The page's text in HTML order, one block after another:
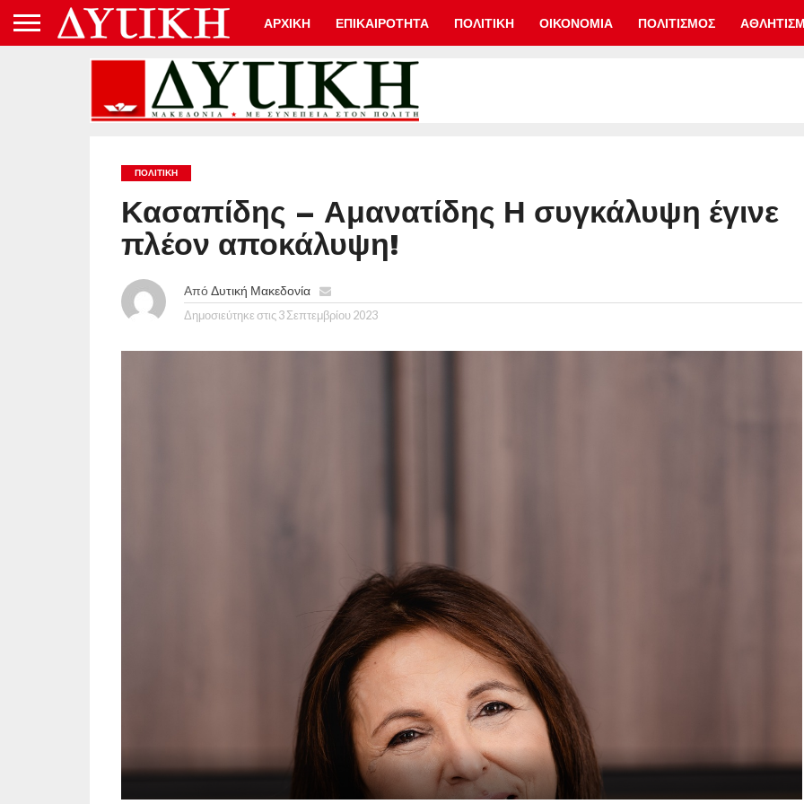
ΑΡΧΙΚΗ ΕΠΙΚΑΙΡΟΤΗΤΑ ΠΟΛΙΤΙΚΗ ΟΙΚΟΝΟΜΙΑ ΠΟΛΙΤΙΣΜΟΣ
ΠΟΛΙΤΙΚΉ
Κασαπίδης – Αμανατίδης Η συγκάλυψη έγινε
πλέον αποκάλυψη!
ΑπόΔυτική Μακεδονία
Δημοσιεύτηκε στις 3 Σεπτεμβρίου 2023